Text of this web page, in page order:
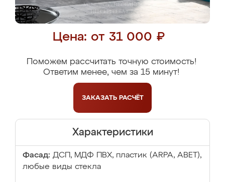
Цена: от 31 000 ₽
Поможем рассчитать точную стоимость!
Ответим менее, чем за 15 минут!
ЗАКАЗАТЬ РАСЧЁТ
Характеристики
Фасад: ДСП, МДФ ПВХ, пластик (ARPA, ABET),
любые виды стекла